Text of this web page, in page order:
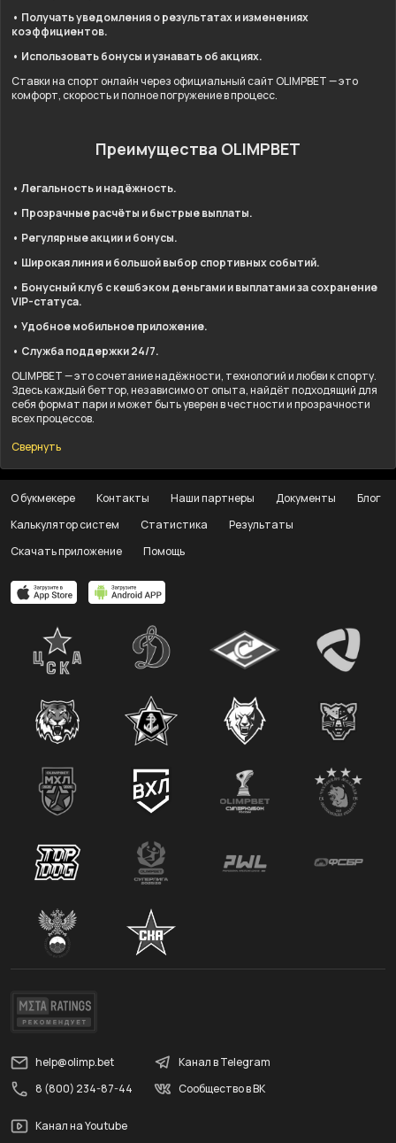
• Получать уведомления о результатах и изменениях
коэффициентов.
• Использовать бонусы и узнавать об акциях.
Ставки на спорт онлайн через официальный сайт OLIMPBET — это
комфорт, скорость и полное погружение в процесс.
Преимущества OLIMPBET
• Легальность и надёжность.
• Прозрачные расчёты и быстрые выплаты.
• Регулярные акции и бонусы.
• Широкая линия и большой выбор спортивных событий.
• Бонусный клуб с кешбэком деньгами и выплатами за сохранение
VIP-статуса.
• Удобное мобильное приложение.
• Служба поддержки 24/7.
OLIMPBET — это сочетание надёжности, технологий и любви к спорту.
Здесь каждый беттор, независимо от опыта, найдёт подходящий для
себя формат пари и может быть уверен в честности и прозрачности
всех процессов.
Свернуть
О букмекере Контакты Наши партнеры Документы
Блог
Калькулятор систем
Статистика
Результаты
Скачать приложение
Помощь
help@olimp.bet
8 (800) 234-87-44
Канал в Telegram
Сообщество в ВК
Канал на Youtube